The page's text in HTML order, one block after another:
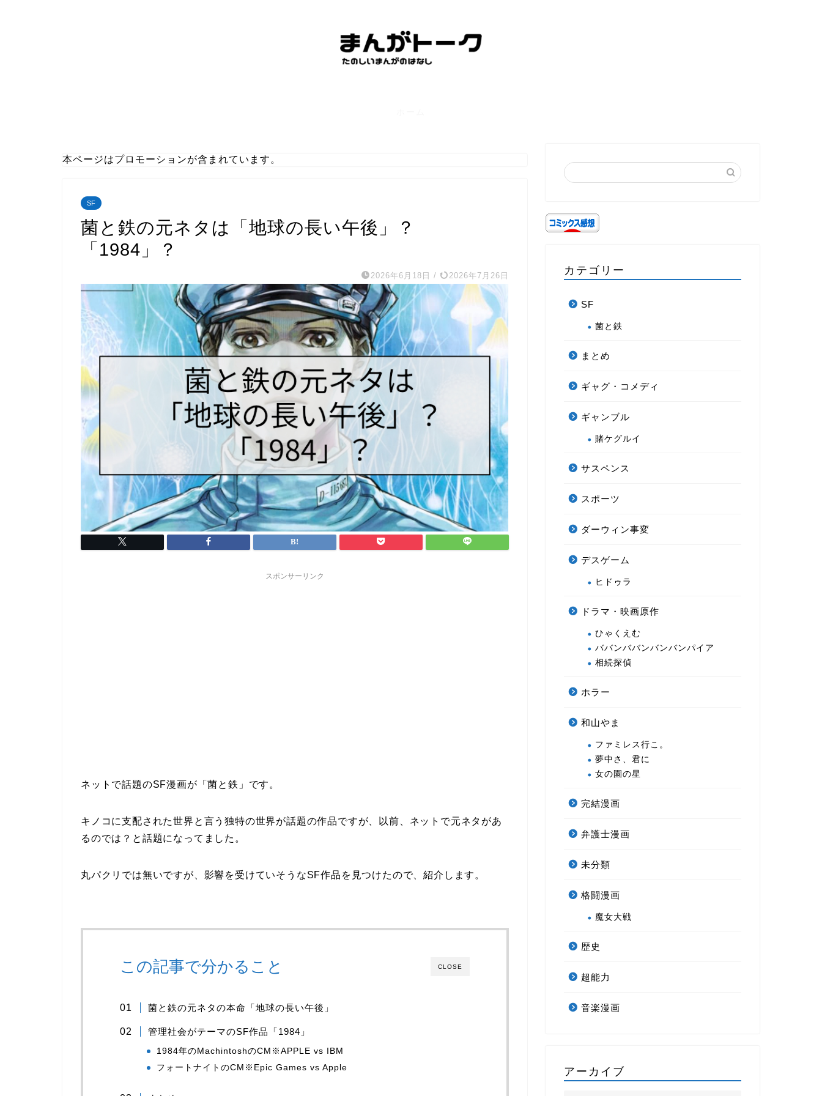
本ページはプロモーションが含まれています。
SF
菌と鉄の元ネタは「地球の長い午後」？
「1984」？
2026年6月18日 / 2026年7月26日
スポンサーリンク
ネットで話題のSF漫画が「菌と鉄」です。
キノコに支配された世界と言う独特の世界が話題の作品ですが、以前、ネットで元ネタがあ
るのでは？と話題になってました。
丸パクリでは無いですが、影響を受けていそうなSF作品を見つけたので、紹介します。
CLOSE
この記事で分かること
菌と鉄の元ネタの本命「地球の長い午後」
管理社会がテーマのSF作品「1984」
1984年のMachintoshのCM※APPLE vs IBM
フォートナイトのCM※Epic Games vs Apple
カテゴリー
SF
菌と鉄
まとめ
ギャグ・コメディ
ギャンブル
賭ケグルイ
サスペンス
スポーツ
ダーウィン事変
デスゲーム
ヒドゥラ
ドラマ・映画原作
ひゃくえむ
ババンババンバンバンパイア
相続探偵
ホラー
和山やま
ファミレス行こ。
夢中さ、君に
女の園の星
完結漫画
弁護士漫画
未分類
格闘漫画
魔女大戦
歴史
超能力
音楽漫画
アーカイブ